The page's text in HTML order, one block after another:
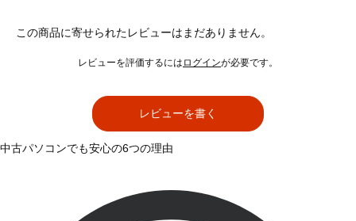
この商品に寄せられたレビューはまだありません。
レビューを評価するには ログインが必要です。
レビューを書く
中古パソコンでも安心の6つの理由